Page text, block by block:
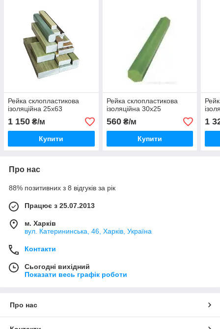
Рейка склопластикова
ізоляційна 25х63
1 150 ₴/м
Купити
Рейка склопластикова
ізоляційна 30х25
560₴/м
Купити
1
Про нас
88% позитивних з 8 відгуків за рік
Працює з 25.07.2013
м. Харків
вул. Катерининська, 46, Харків, Україна
Контакти
Сьогодні вихідний
Показати весь графік роботи
Про нас